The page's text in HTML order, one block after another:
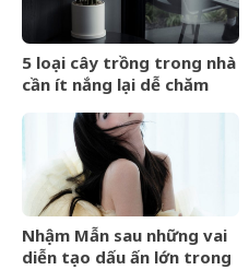
5 loại cây trồng trong nhà
cần ít nắng lại dễ chăm
Nhậm Mẫn sau những vai
diễn tạo dấu ấn lớn trong